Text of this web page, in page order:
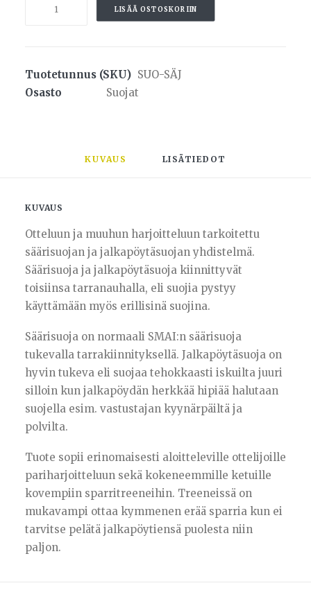
määrä
LISÄÄ OSTOSKORIIN
Tuotetunnus (SKU) SUO-SÄJ
Osasto
Suojat
KUVAUS LISÄTIEDOT
KUVAUS
Otteluun ja muuhun harjoitteluun tarkoitettu
säärisuojan ja jalkapöytäsuojan yhdistelmä.
Säärisuoja ja jalkapöytäsuoja kiinnittyvät
toisiinsa tarranauhalla, eli suojia pystyy
käyttämään myös erillisinä suojina.
Säärisuoja on normaali SMAI:n säärisuoja
tukevalla tarrakiinnityksellä. Jalkapöytäsuoja on
hyvin tukeva eli suojaa tehokkaasti iskuilta juuri
silloin kun jalkapöydän herkkää hipiää halutaan
suojella esim. vastustajan kyynärpäiltä ja
polvilta.
Tuote sopii erinomaisesti aloitteleville ottelijoille
pariharjoitteluun sekä kokeneemmille ketuille
kovempiin sparritreeneihin. Treeneissä on
mukavampi ottaa kymmenen erää sparria kun ei
tarvitse pelätä jalkapöytiensä puolesta niin
paljon.